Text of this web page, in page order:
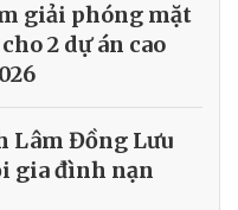
giải phóng mặt
2 dự án cao
Lâm Đồng Lưu
gia đình nạn